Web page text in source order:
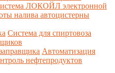
ЛОКОЙЛ электронной
налива автоцистерны
Система для спиртовоза
Автоматизация
нефтепродуктов